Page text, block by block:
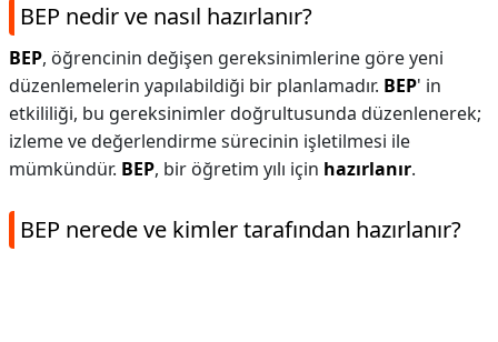
BEP nedir ve nasıl hazırlanır?
BEP, öğrencinin değişen gereksinimlerine göre yeni
düzenlemelerin yapılabildiği bir planlamadır. BEP' in
etkililiği, bu gereksinimler doğrultusunda düzenlenerek;
izleme ve değerlendirme sürecinin işletilmesi ile
mümkündür. BEP, bir öğretim yılı için hazırlanır.
BEP nerede ve kimler tarafından hazırlanır?